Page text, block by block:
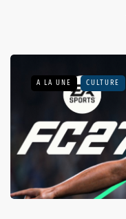
A LA UNE CULTURE